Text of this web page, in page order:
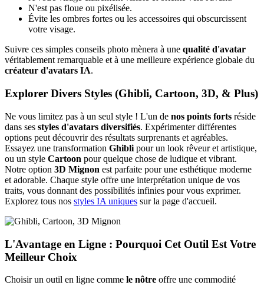
N'est pas floue ou pixélisée.
Évite les ombres fortes ou les accessoires qui obscurcissent
votre visage.
Suivre ces simples conseils photo mènera à une qualité d'avatar
véritablement remarquable et à une meilleure expérience globale du
créateur d'avatars IA.
Explorer Divers Styles (Ghibli, Cartoon, 3D, & Plus)
Ne vous limitez pas à un seul style ! L'un de nos points forts réside
dans ses styles d'avatars diversifiés. Expérimenter différentes
options peut découvrir des résultats surprenants et agréables.
Essayez une transformation Ghibli pour un look rêveur et artistique,
ou un style Cartoon pour quelque chose de ludique et vibrant.
Notre option 3D Mignon est parfaite pour une esthétique moderne
et adorable. Chaque style offre une interprétation unique de vos
traits, vous donnant des possibilités infinies pour vous exprimer.
Explorez tous nos styles IA uniques sur la page d'accueil.
L'Avantage en Ligne : Pourquoi Cet Outil Est Votre
Meilleur Choix
Choisir un outil en ligne comme le nôtre offre une commodité